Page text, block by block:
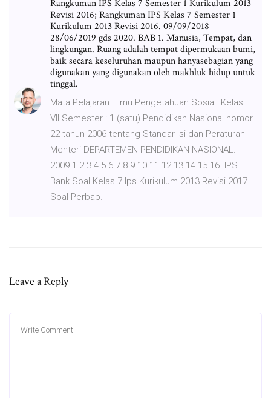
Rangkuman IPS Kelas 7 Semester 1 Kurikulum 2013
Revisi 2016; Rangkuman IPS Kelas 7 Semester 1
Kurikulum 2013 Revisi 2016. 09/09/2018
28/06/2019 gds 2020. BAB 1. Manusia, Tempat, dan
lingkungan. Ruang adalah tempat dipermukaan bumi,
baik secara keseluruhan maupun hanyasebagian yang
digunakan yang digunakan oleh makhluk hidup untuk
tinggal.
Mata Pelajaran : Ilmu Pengetahuan Sosial. Kelas :
VII Semester : 1 (satu) Pendidikan Nasional nomor
22 tahun 2006 tentang Standar Isi dan Peraturan
Menteri DEPARTEMEN PENDIDIKAN NASIONAL.
2009 1 2 3 4 5 6 7 8 9 10 11 12 13 14 15 16. IPS.
Bank Soal Kelas 7 Ips Kurikulum 2013 Revisi 2017
Soal Perbab.
Leave a Reply